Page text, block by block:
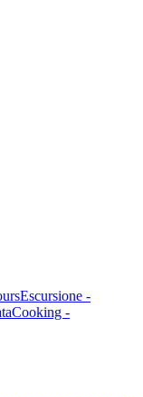
Escursione -
Cooking -